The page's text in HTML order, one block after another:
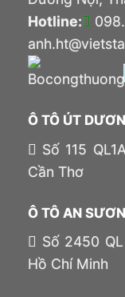
Hotline:
Ô TÔ ÚT
Số 115
Cần Thơ
Ô TÔ AN
Số 2450
Hồ Chí Minh